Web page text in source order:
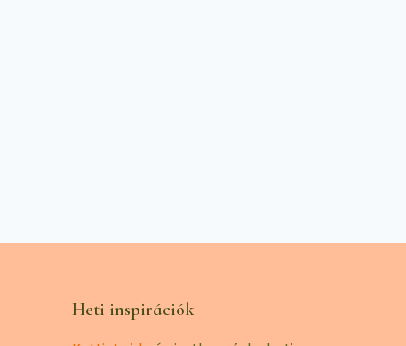
Heti inspirációk